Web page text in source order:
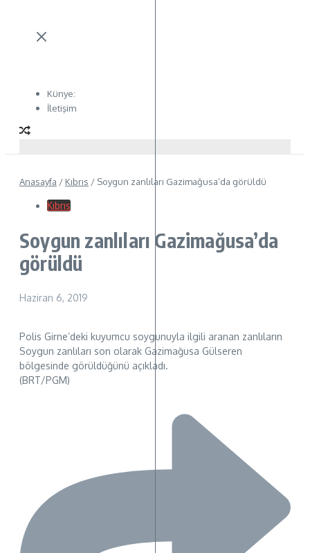
Künye:
İletişim
Anasayfa / Kıbrıs / Soygun zanlıları Gazimağusa’da görüldü
Kıbrıs
Soygun zanlıları Gazimağusa’da
görüldü
Haziran 6, 2019
Polis Girne’deki kuyumcu soygunuyla ilgili aranan zanlıların
Soygun zanlıları son olarak Gazimağusa Gülseren
bölgesinde görüldüğünü açıkladı.
(BRT/PGM)